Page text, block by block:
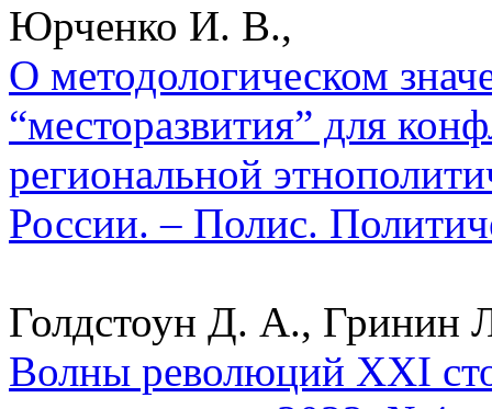
Юрченко И. В.,
О методологическом
“месторазвития” для
региональной
России. – Полис.
Голдстоун Д. А., Гринин
Волны революций XXI